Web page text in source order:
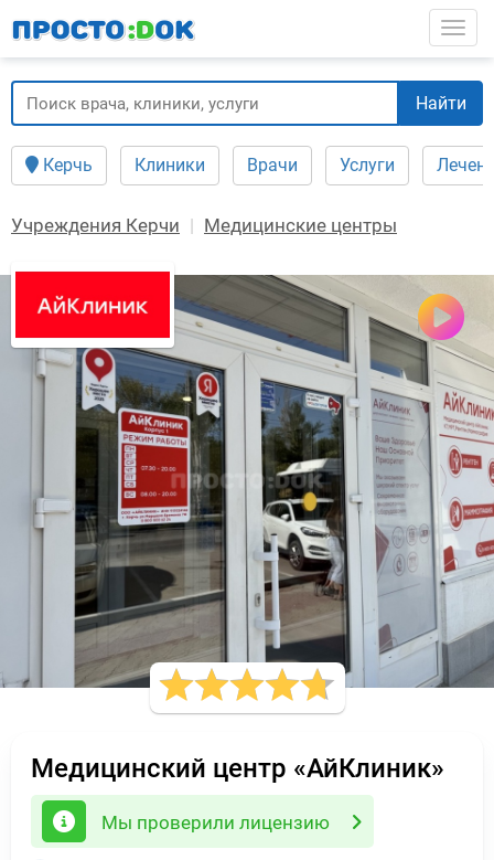
содержанию
Найти
Керчь Клиники Врачи Услуги
Учреждения Керчи Медицинские центры
Медицинский центр «АйКлиник»
Мы проверили лицензию